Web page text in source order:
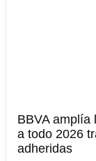
BBVA amplía
a todo 2026
adheridas